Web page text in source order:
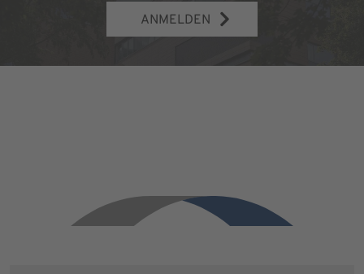
ANMELDEN